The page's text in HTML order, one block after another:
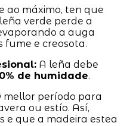
ao máximo, ten que
verde perde a
a auga
fume e creosota.
A leña debe
de humidade.
mellor período para
ou estío. Así,
e que a madeira estea